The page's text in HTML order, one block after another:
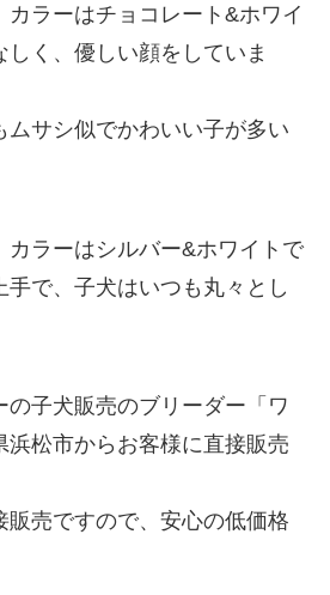
ラーはチョコレート&ホワイ
しく、優しい顔をしていま
ムサシ似でかわいい子が多い
カラーはシルバー&ホワイトで
で、子犬はいつも丸々とし
の子犬販売のブリーダー「ワ
浜松市からお客様に直接販売
販売ですので、安心の低価格